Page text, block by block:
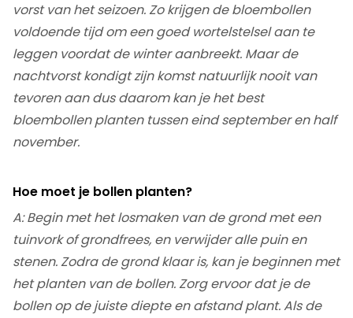
vorst van het seizoen. Zo krijgen de bloembollen
voldoende tijd om een goed wortelstelsel aan te
leggen voordat de winter aanbreekt. Maar de
nachtvorst kondigt zijn komst natuurlijk nooit van
tevoren aan dus daarom kan je het best
bloembollen planten tussen eind september en half
november.
Hoe moet je bollen planten?
A: Begin met het losmaken van de grond met een
tuinvork of grondfrees, en verwijder alle puin en
stenen. Zodra de grond klaar is, kan je beginnen met
het planten van de bollen. Zorg ervoor dat je de
bollen op de juiste diepte en afstand plant. Als de